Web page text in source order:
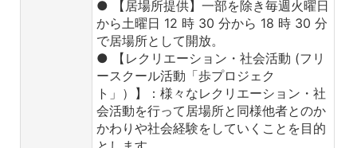
● 【居場所提供】一部を除き毎週火曜日
から土曜日 12 時 30 分から 18 時 30 分
で居場所として開放。
● 【レクリエーション・社会活動 (フリ
ースクール活動「歩プロジェク
ト」）】：様々なレクリエーション・社
会活動を行って居場所と同様他者とのか
かわりや社会経験をしていくことを目的